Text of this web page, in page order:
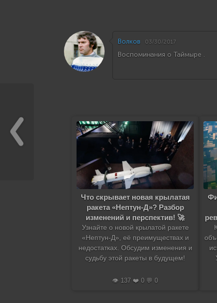
Волков 03/30/2017
Воспоминания о Таймыре .
Что скрывает новая крылатая
ракета «Нептун-Д»? Разбор
изменений и перспектив! 🚀
Узнайте о новой крылатой ракете
«Нептун-Д», её преимуществах и
недостатках. Обсудим изменения и
судьбу этой ракеты в будущем!
👁️ 137 ❤️ 0 💬 0